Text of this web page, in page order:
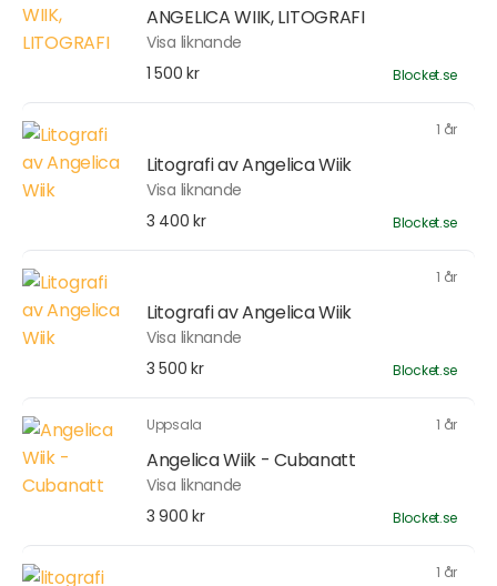
ANGELICA WIIK, LITOGRAFI
Visa liknande
1 500 kr
Blocket.se
1 år
Litografi av Angelica Wiik
Visa liknande
3 400 kr
Blocket.se
1 år
Litografi av Angelica Wiik
Visa liknande
3 500 kr
Blocket.se
Uppsala 1 år
Angelica Wiik - Cubanatt
Visa liknande
3 900 kr
Blocket.se
1 år